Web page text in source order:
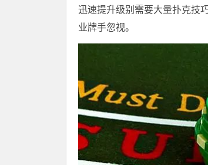
迅速提升级别需要大量扑克技
业牌手忽视。